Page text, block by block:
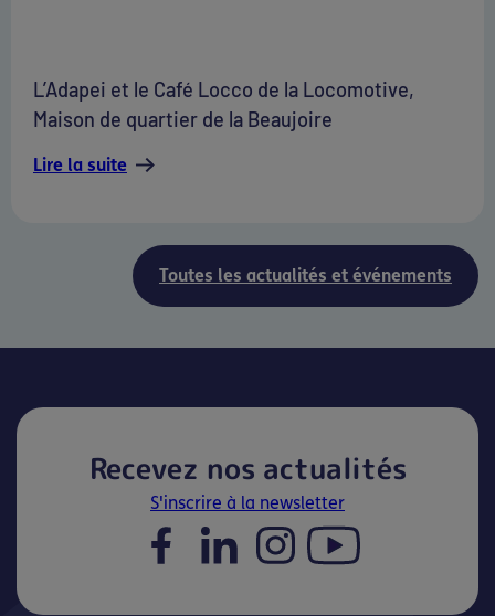
L’Adapei et le Café Locco de la Locomotive,
Maison de quartier de la Beaujoire
Lire la suite
Toutes les actualités et événements
Recevez nos actualités
S'inscrire à la newsletter
Facebook
LinkedIn
Instagram
YouTube